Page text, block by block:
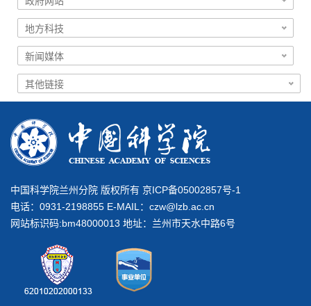
中国科学院兰州分院 版权所有 京ICP备05002857号-1
电话：0931-2198855 E-MAIL： czw@lzb.ac.cn
网站标识码:bm48000013 地址：兰州市天水中路6号